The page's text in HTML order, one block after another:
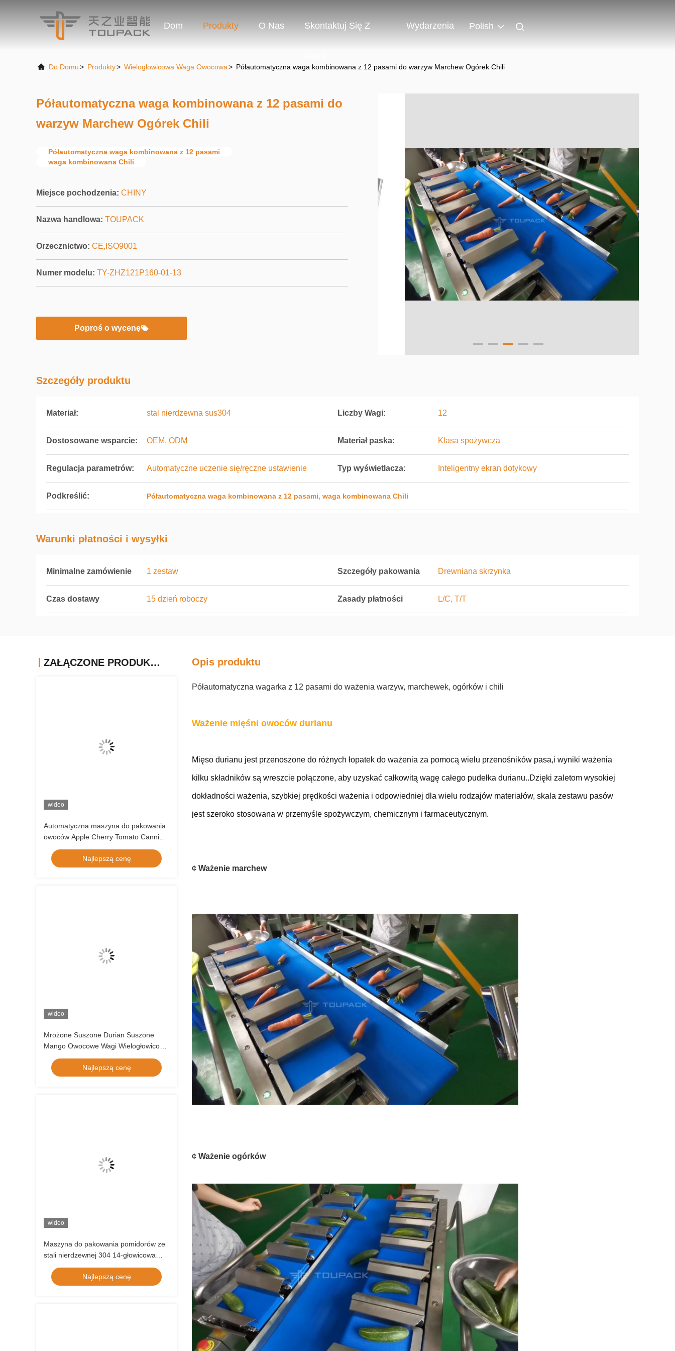
Dom Produkty O Nas Skontaktuj Się Z Wydarzenia Polish
Do Domu> Produkty> Wielogłowicowa Waga Owocowa> Półautomatyczna waga kombinowana z 12 pasami do warzyw Marchew Ogórek Chili
Półautomatyczna waga kombinowana z 12 pasami do
warzyw Marchew Ogórek Chili
Półautomatyczna waga kombinowana z 12 pasami
waga kombinowana Chili
Miejsce pochodzenia: CHINY
Nazwa handlowa: TOUPACK
Orzecznictwo: CE,ISO9001
Numer modelu: TY-ZHZ121P160-01-13
Poproś o wycenę
Szczegóły produktu
Materiał: stal nierdzewna sus304 Liczby Wagi: 12
Dostosowane wsparcie: OEM, ODM Materiał paska: Klasa spożywcza
Regulacja parametrów: Automatyczne uczenie się/ręczne ustawienie Typ wyświetlacza: Inteligentny ekran dotykowy
Podkreślić: Półautomatyczna waga kombinowana z 12 pasami, waga kombinowana Chili
Warunki płatności i wysyłki
Minimalne zamówienie 1 zestaw Szczegóły pakowania Drewniana skrzynka
Czas dostawy 15 dzień roboczy Zasady płatności L/C, T/T
ZAŁĄCZONE PRODUKTY
wideo
Automatyczna maszyna do pakowania
owoców Apple Cherry Tomato Canning
Packing Kumquat Tray Packing
Machine
Najlepszą cenę
wideo
Mrożone Suszone Durian Suszone
Mango Owocowe Wagi Wielogłowicowe
Sprzęt Kombinowany Ręczny Typ Pasa
Najlepszą cenę
wideo
Maszyna do pakowania pomidorów ze
stali nierdzewnej 304 14-głowicowa
waga wielogłowicowa
Najlepszą cenę
Opis produktu
Półautomatyczna wagarka z 12 pasami do ważenia warzyw, marchewek, ogórków i chili
Ważenie mięśni owoców durianu
Mięso durianu jest przenoszone do różnych łopatek do ważenia za pomocą wielu przenośników pasa,i wyniki ważenia
kilku składników są wreszcie połączone, aby uzyskać całkowitą wagę całego pudełka durianu..Dzięki zaletom wysokiej
dokładności ważenia, szybkiej prędkości ważenia i odpowiedniej dla wielu rodzajów materiałów, skala zestawu pasów
jest szeroko stosowana w przemyśle spożywczym, chemicznym i farmaceutycznym.
¢ Ważenie marchew
¢ Ważenie ogórków